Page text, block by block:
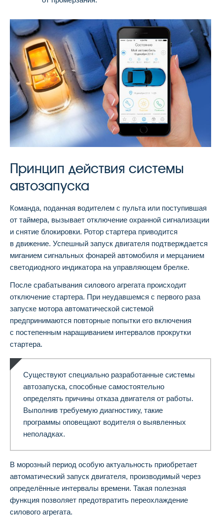
Принцип действия системы
автозапуска
Команда, поданная водителем с пульта или поступившая
от таймера, вызывает отключение охранной сигнализации
и снятие блокировки. Ротор стартера приводится
в движение. Успешный запуск двигателя подтверждается
миганием сигнальных фонарей автомобиля и мерцанием
светодиодного индикатора на управляющем брелке.
После срабатывания силового агрегата происходит
отключение стартера. При неудавшемся с первого раза
запуске мотора автоматической системой
предпринимаются повторные попытки его включения
с постепенным наращиванием интервалов прокрутки
стартера.
Существуют специально разработанные системы
автозапуска, способные самостоятельно
определять причины отказа двигателя от работы.
Выполнив требуемую диагностику, такие
программы оповещают водителя о выявленных
неполадках.
В морозный период особую актуальность приобретает
автоматический запуск двигателя, производимый через
определённые интервалы времени. Такая полезная
функция позволяет предотвратить переохлаждение
силового агрегата.